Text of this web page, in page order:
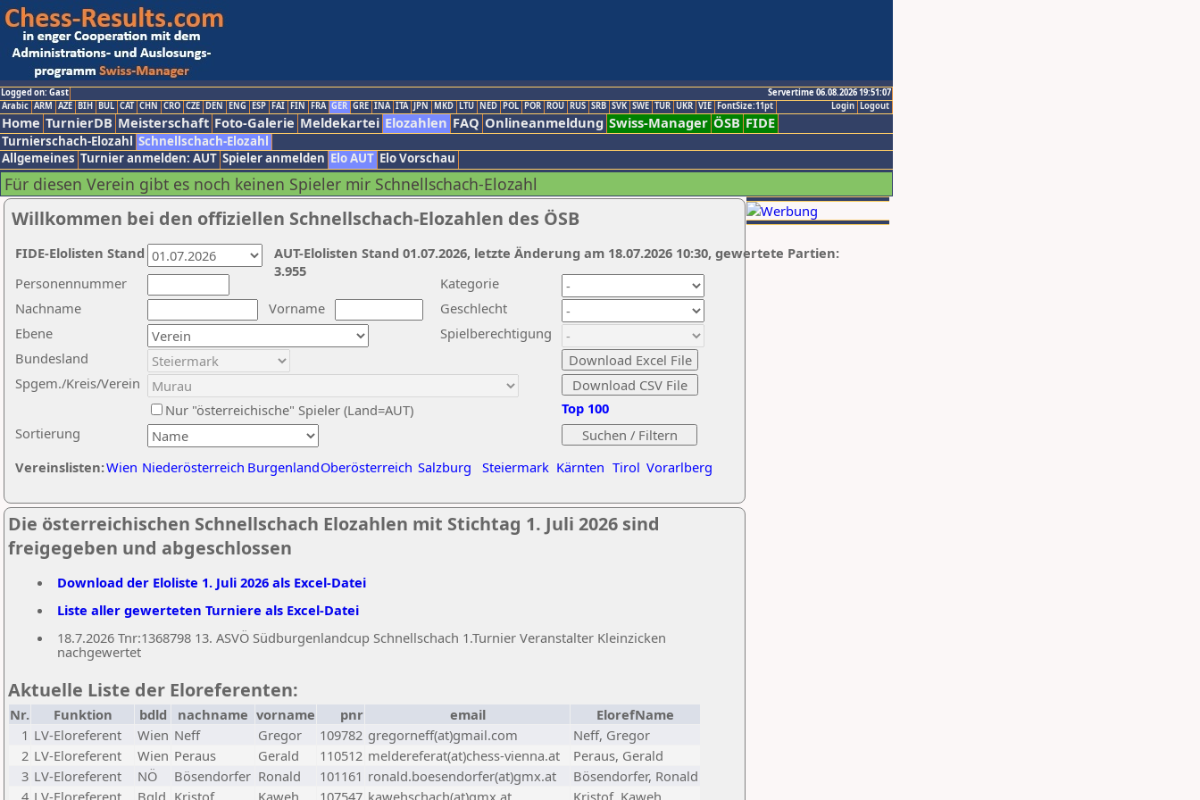
Logged on: Gast
Servertime 06.08.2026 19:51:07
Logout
Login
Arabic ARM AZE BIH BUL CAT CHN CRO CZE DEN ENG ESP FAI FIN FRA GER GRE INA ITA JPN MKD LTU NED POL POR ROU RUS SRB SVK SWE TUR UKR VIE FontSize:11pt
Home TurnierDB Meisterschaft Foto-Galerie Meldekartei Elozahlen FAQ Onlineanmeldung Swiss-Manager ÖSB FIDE
Turnierschach-Elozahl Schnellschach-Elozahl
Allgemeines Turnier anmelden: AUT Spieler anmelden Elo AUT Elo Vorschau
Für diesen Verein gibt es noch keinen Spieler mir Schnellschach-Elozahl
Willkommen bei den offiziellen Schnellschach-Elozahlen des ÖSB
Nachname
Vorname
Ebene
Kategorie
Sortierung
Personennummer
Bundesland
Spgem./Kreis/Verein
Geschlecht
Nur "österreichische" Spieler (Land=AUT)
Spielberechtigung
Vereinslisten:Wien Niederösterreich BurgenlandOberösterreich Salzburg Steiermark Kärnten Tirol Vorarlberg
Top 100
AUT-Elolisten Stand 01.07.2026, letzte Änderung am 18.07.2026 10:30, gewertete Partien:
3.955
FIDE-Elolisten Stand
Die österreichischen Schnellschach Elozahlen mit Stichtag 1. Juli 2026 sind
freigegeben und abgeschlossen
Download der Eloliste 1. Juli 2026 als Excel-Datei
Liste aller gewerteten Turniere als Excel-Datei
18.7.2026 Tnr:1368798 13. ASVÖ Südburgenlandcup Schnellschach 1.Turnier Veranstalter Kleinzicken
nachgewertet
Aktuelle Liste der Eloreferenten:
Nr. Funktion bdld nachname vorname pnr email
ElorefName
1 LV-Eloreferent Wien Neff Gregor 109782 gregorneff(at)gmail.com
Neff, Gregor
2 LV-Eloreferent Wien Peraus Gerald 110512 meldereferat(at)chess-vienna.at
Peraus, Gerald
3 LV-Eloreferent NÖ Bösendorfer Ronald 101161 ronald.boesendorfer(at)gmx.at
Bösendorfer, Ronald